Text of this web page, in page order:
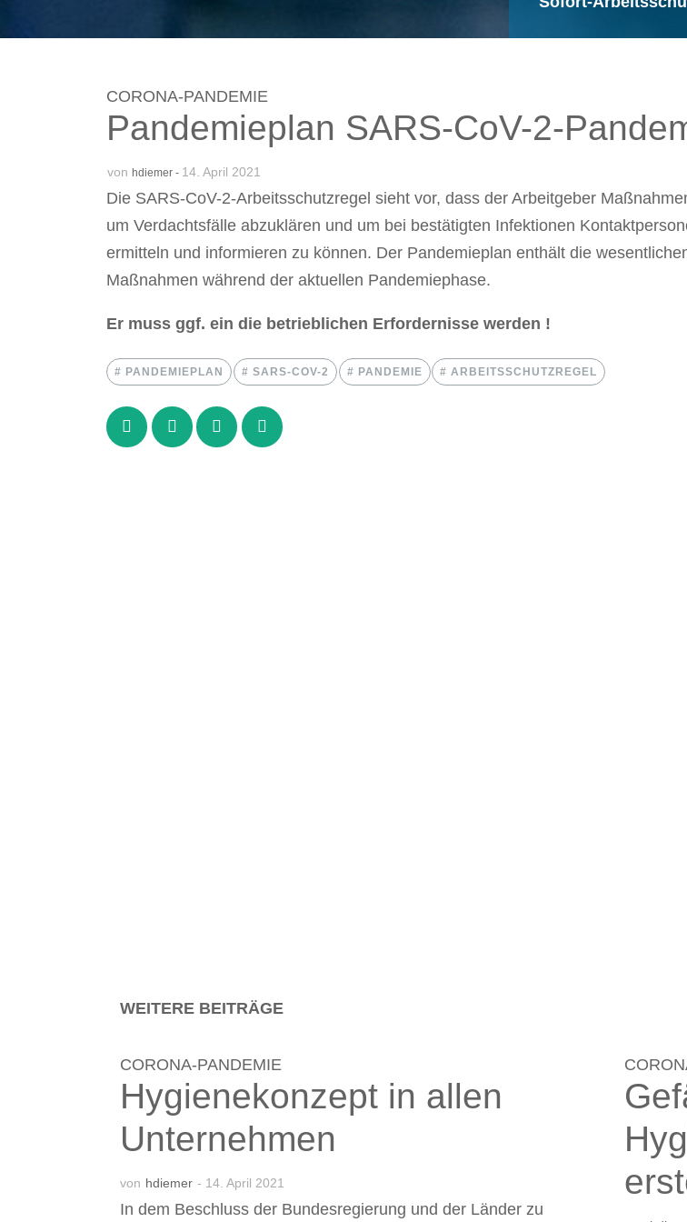
CORONA-PANDEMIE
Pandemieplan SARS-CoV-2-
von hdiemer - 14. April 2021
Die SARS-CoV-2-Arbeitsschutzregel sieht vor, dass der Arbeitgeber
um Verdachtsfälle abzuklären und um bei bestätigten Infektionen
ermitteln und informieren zu können. Der Pandemieplan enthält die
Maßnahmen während der aktuellen Pandemiephase.
Er muss ggf. ein die betrieblichen Erfordernisse werden !
PANDEMIEPLAN SARS-COV-2 PANDEMIE ARBEITSSCHUTZREGEL
WEITERE BEITRÄGE
CORONA-PANDEMIE
Hygienekonzept in allen
Unternehmen
von hdiemer - 14. April 2021
In dem Beschluss der Bundesregierung und der Länder zu